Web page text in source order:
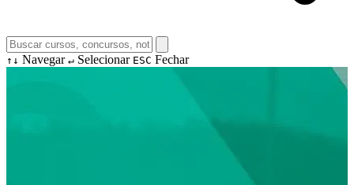
↑↓ Navegar ↵ Selecionar ESC Fechar